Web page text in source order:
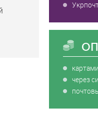
через